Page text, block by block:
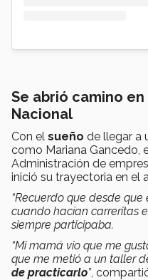
Se abrió camino
Nacional
Con el sueño de llegar a
como Mariana Gancedo,
Administración de
inició su trayectoria en el
“Recuerdo que desde
cuando hacían carreritas
siempre participaba.
“Mi mamá vio que me
que me metió a un taller
de practicarlo”,